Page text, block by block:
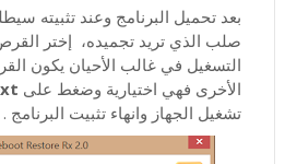
بعد تحميل البرنامج وعند تثبيته
صلب الذي تريد تجميده، إختر
التسغيل في غالب الأحيان يكون
الأخرى فهي اختيارية وضغط على
تشغيل الجهاز وانهاء تثبيت البرنامج .